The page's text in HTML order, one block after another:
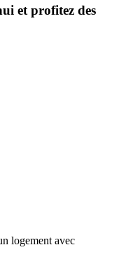
et profitez des
logement avec